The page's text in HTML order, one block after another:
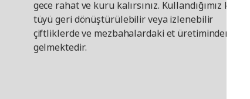
gece rahat ve kuru kalırsınız. Kullandığımız kuş
tüyü geri dönüştürülebilir veya izlenebilir
çiftliklerde ve mezbahalardaki et üretiminden
gelmektedir.